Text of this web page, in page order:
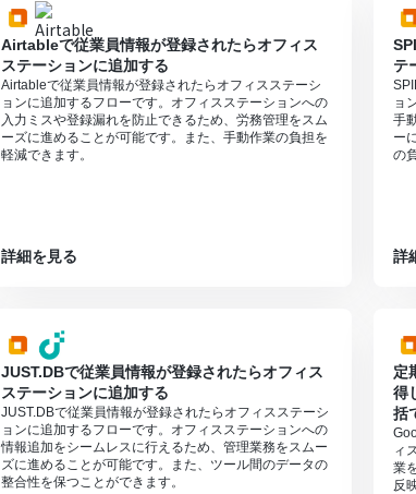
Airtableで従業員情報が登録されたらオフィス
ステーションに追加する
Airtableで従業員情報が登録されたらオフィスステーシ
ョンに追加するフローです。オフィスステーションへの
入力ミスや登録漏れを防止できるため、労務管理をスム
ーズに進めることが可能です。また、手動作業の負担を
軽減できます。
詳細を見る
テ
ョ
手
ー
の
詳
JUST.DBで従業員情報が登録されたらオフィス
ステーションに追加する
JUST.DBで従業員情報が登録されたらオフィスステーシ
ョンに追加するフローです。オフィスステーションへの
情報追加をシームレスに行えるため、管理業務をスムー
ズに進めることが可能です。また、ツール間のデータの
整合性を保つことができます。
定
得
括
ィ
業
反